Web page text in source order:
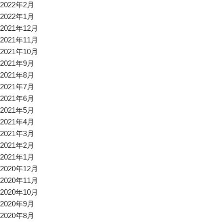
2022年2月
2022年1月
2021年12月
2021年11月
2021年10月
2021年9月
2021年8月
2021年7月
2021年6月
2021年5月
2021年4月
2021年3月
2021年2月
2021年1月
2020年12月
2020年11月
2020年10月
2020年9月
2020年8月